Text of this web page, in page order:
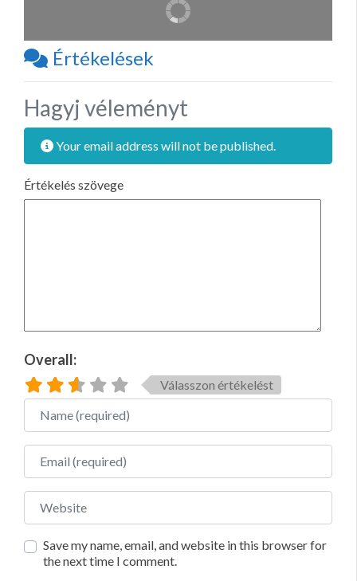
Értékelések
Hagyj véleményt
Your email address will not be published.
Értékelés szövege
Overall:
Válasszon értékelést
Name
Email
Website
Save my name, email, and website in this browser for
the next time I comment.